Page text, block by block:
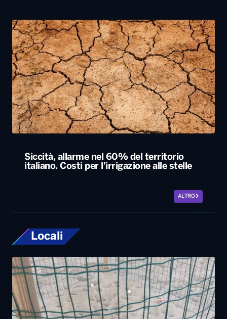
Siccità, allarme nel 60% del territorio
italiano. Costi per l’irrigazione alle stelle
ALTRO
Locali